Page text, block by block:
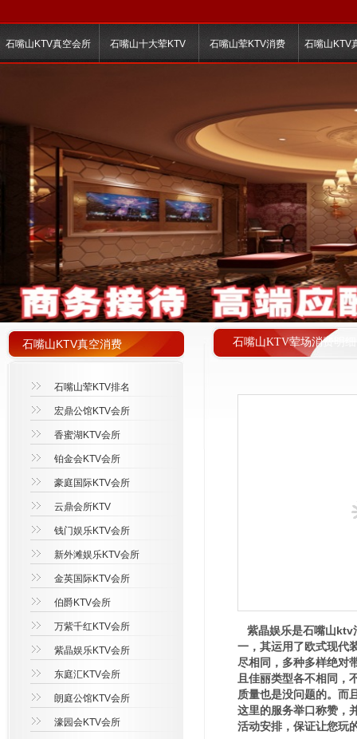
石嘴山KTV真空会所 石嘴山十大荤KTV 石嘴山荤KTV消费 石嘴山KTV
石嘴山KTV荤场消费明细
石嘴山KTV真空消费
石嘴山荤KTV排名
宏鼎公馆KTV会所
香蜜湖KTV会所
铂金会KTV会所
豪庭国际KTV会所
云鼎会所KTV
钱门娱乐KTV会所
新外滩娱乐KTV会所
金英国际KTV会所
伯爵KTV会所
万紫千红KTV会所
紫晶娱乐KTV会所
东庭汇KTV会所
朗庭公馆KTV会所
濠园会KTV会所
紫晶娱乐是石嘴山ktv
一，其运用了欧式现代
尽相同，多种多样绝对
且佳丽类型各不相同
质量也是没问题的。而
这里的服务举口称赞，
活动安排，保证让您玩